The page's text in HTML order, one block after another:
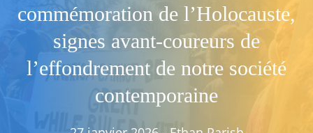
commémoration de l’Holocauste,
signes avant-coureurs de
l’effondrement de notre société
contemporaine